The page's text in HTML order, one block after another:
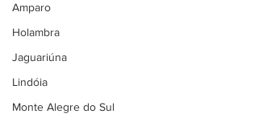
Amparo
Holambra
Jaguariúna
Lindóia
Monte Alegre do Sul